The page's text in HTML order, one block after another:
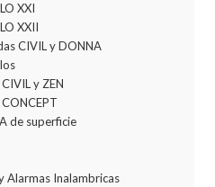
XXI
XXII
CIVIL y DONNA
y ZEN
de superficie
Alarmas Inalambricas